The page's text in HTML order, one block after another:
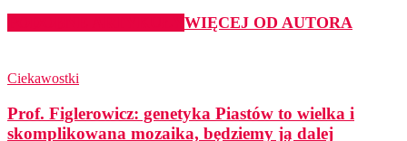
WIĘCEJ OD AUTORA
Ciekawostki
Prof. Figlerowicz: genetyka Piastów to wielka i
skomplikowana mozaika, będziemy ją dalej